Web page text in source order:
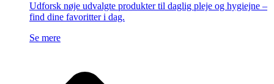
Udforsk nøje udvalgte produkter til daglig pleje og hygiejne –
find dine favoritter i dag.
Se mere